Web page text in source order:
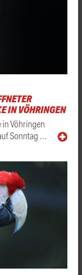
IN VÖHRINGEN
in Vöhringen
Sonntag …